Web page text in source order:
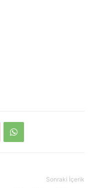
Sonraki İçerik